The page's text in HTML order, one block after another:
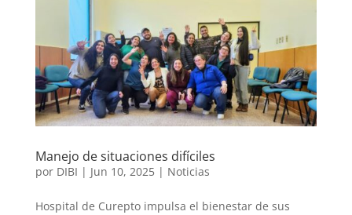
Manejo de situaciones difíciles
por DIBI | Jun 10, 2025| Noticias
Hospital de Curepto impulsa el bienestar de sus